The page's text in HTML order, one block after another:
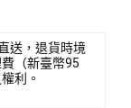
送，退貨時境
（新臺幣95
利。